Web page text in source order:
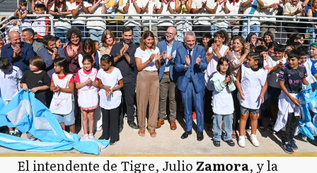
El intendente de Tigre, JulioZamora, y la